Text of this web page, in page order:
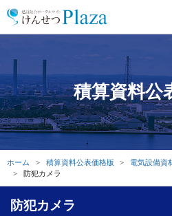
積算資料公
ホーム 積算資料公表価格版 電気設備資
防犯カメラ
防犯カメラ